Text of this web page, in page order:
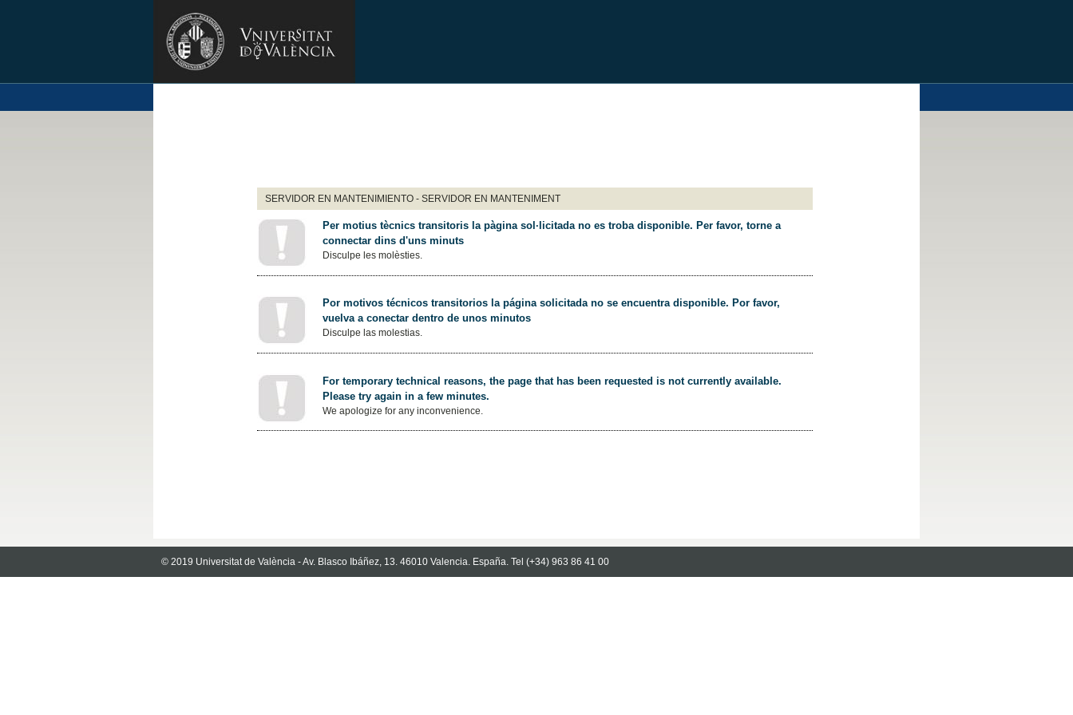
SERVIDOR EN MANTENIMIENTO - SERVIDOR EN MANTENIMENT
Per motius tècnics transitoris la pàgina sol·licitada no es troba disponible. Per favor, torne a
connectar dins d'uns minuts
Disculpe les molèsties.
Por motivos técnicos transitorios la página solicitada no se encuentra disponible. Por favor,
vuelva a conectar dentro de unos minutos
Disculpe las molestias.
For temporary technical reasons, the page that has been requested is not currently available.
Please try again in a few minutes.
We apologize for any inconvenience.
© 2019 Universitat de València - Av. Blasco Ibáñez, 13. 46010 Valencia. España. Tel (+34) 963 86 41 00